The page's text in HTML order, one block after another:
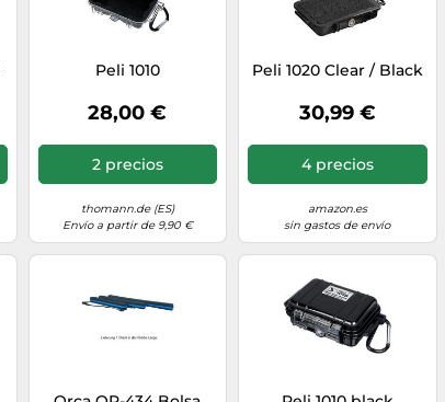
Peli 1010
28,00 €
2 precios
thomann.de (ES)
Envío a partir de 9,90 €
Peli 1020 Clear / Black
30,99 €
4 precios
amazon.es
sin gastos de envío